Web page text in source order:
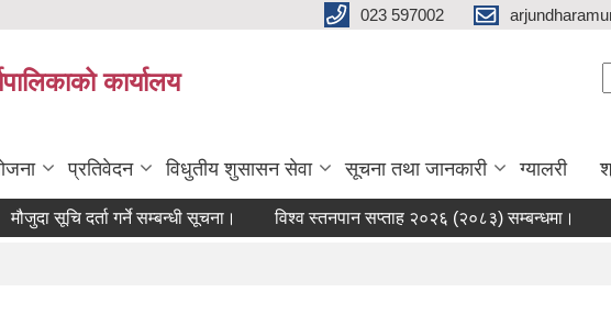
023 597002
कार्यालय
प्रतिवेदन विधुतीय शुसासन सेवा सूचना तथा जानकारी ग्यालरी
सूचि दर्ता गर्ने सम्बन्धी सूचना। विश्व स्तनपान सप्ताह २०२६ (२०८३) सम्बन्धमा।